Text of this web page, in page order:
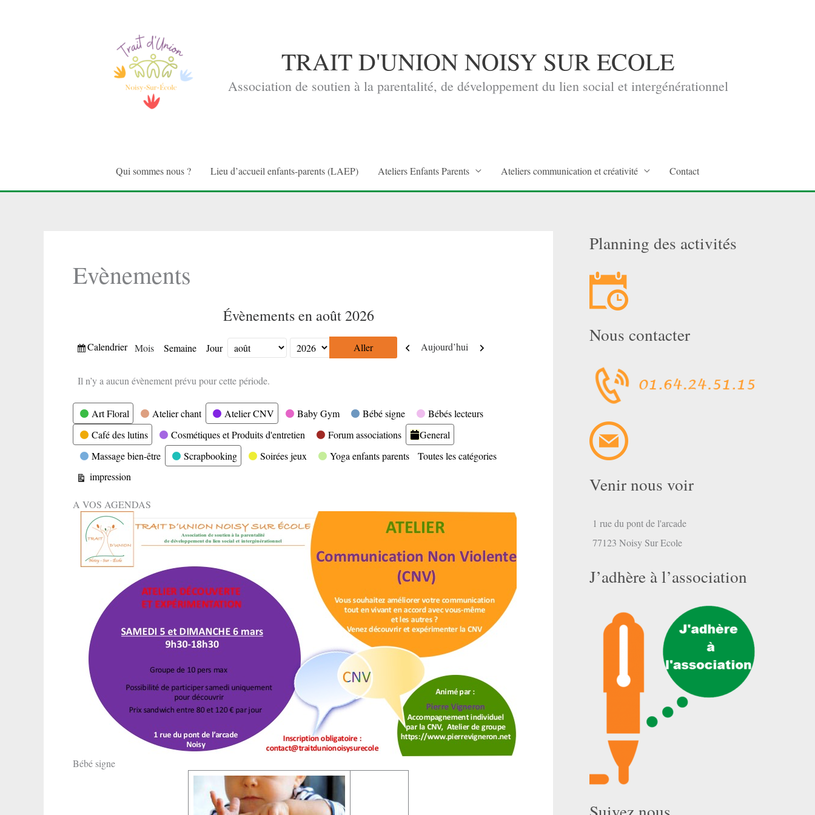
TRAIT D'UNION NOISY SUR ECOLE
Association de soutien à la parentalité, de développement du lien social et intergénérationnel
Qui sommes nous ? Lieu d’accueil enfants-parents (LAEP) Ateliers Enfants Parents Ateliers communication et créativité Contact
Evènements
Évènements en août 2026
Vue
Calendrier Mois Semaine Jour
Mois
Année
Précédent
Aujourd’hui Suivant
Il n’y a aucun évènement prévu pour cette période.
Catégories
Art Floral Atelier chant Atelier CNV Baby Gym Bébé signe
Bébés lecteurs
Café des lutins
Cosmétiques et Produits d'entretien Forum associations
General
Massage bien-être
Scrapbooking Soirées jeux Yoga enfants parents
Toutes les catégories
Vue
impression
A VOS AGENDAS
Bébé signe
Planning des activités
Nous contacter
Venir nous voir
1 rue du pont de l'arcade
77123 Noisy Sur Ecole
J’adhère à l’association